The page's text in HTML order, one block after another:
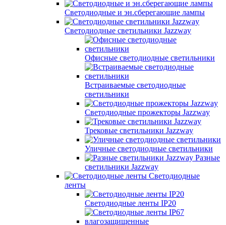
Светодиодные и эн.сберегающие лампы
Светодиодные светильники Jazzway
Офисные светодиодные светильники
Встраиваемые светодиодные
светильники
Светодиодные прожекторы Jazzway
Трековые светильники Jazzway
Уличные светодиодные светильники
Разные
светильники Jazzway
Светодиодные
ленты
Светодиодные ленты IP20